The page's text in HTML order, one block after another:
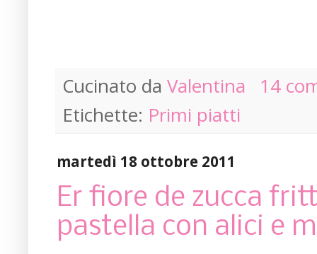
Cucinato da Valentina
14
Etichette: Primi piatti
martedì 18 ottobre 2011
Er fiore de zucca
pastella con alici e